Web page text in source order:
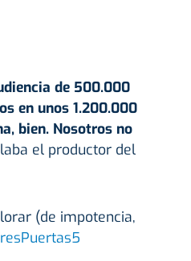
de 500.000
en unos 1.200.000
bien. Nosotros no
el productor del
(de impotencia,